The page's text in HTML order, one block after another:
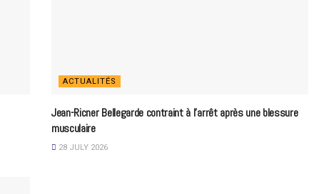
ACTUALITÉS
Jean-Ricner Bellegarde contraint à l’arrêt après une blessure
musculaire
28 JULY 2026